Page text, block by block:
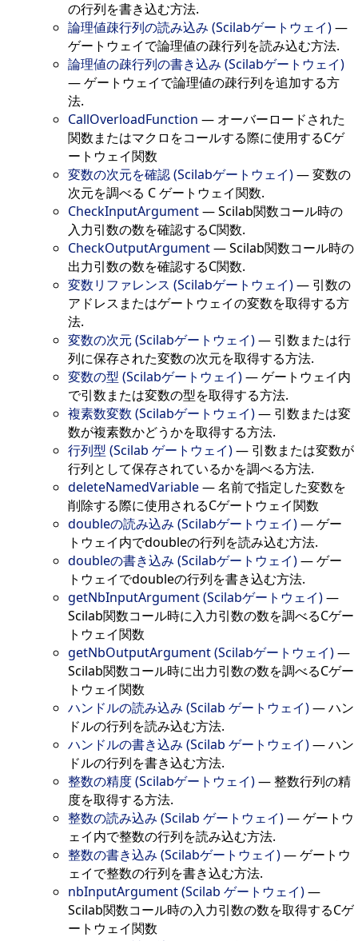
の行列を書き込む方法.
論理値疎行列の読み込み (Scilabゲートウェイ)—
ゲートウェイで論理値の疎行列を読み込む方法.
論理値の疎行列の書き込み (Scilabゲートウェイ)
—ゲートウェイで論理値の疎行列を追加する方
法.
CallOverloadFunction — オーバーロードされた
関数またはマクロをコールする際に使用するCゲ
ートウェイ関数
変数の次元を確認 (Scilabゲートウェイ)—変数の
次元を調べる C ゲートウェイ関数.
CheckInputArgument—Scilab関数コール時の
入力引数の数を確認するC関数.
CheckOutputArgument—Scilab関数コール時の
出力引数の数を確認するC関数.
変数リファレンス (Scilabゲートウェイ)— 引数の
アドレスまたはゲートウェイの変数を取得する方
法.
変数の次元 (Scilabゲートウェイ)— 引数または行
列に保存された変数の次元を取得する方法.
変数の型 (Scilabゲートウェイ)—ゲートウェイ内
で引数または変数の型を取得する方法.
複素数変数 (Scilabゲートウェイ)— 引数または変
数が複素数かどうかを取得する方法.
行列型 (Scilab ゲートウェイ)— 引数または変数が
行列として保存されているかを調べる方法.
deleteNamedVariable—名前で指定した変数を
削除する際に使用されるCゲートウェイ関数
doubleの読み込み (Scilabゲートウェイ)—ゲー
トウェイ内でdoubleの行列を読み込む方法.
doubleの書き込み (Scilabゲートウェイ)—ゲー
トウェイでdoubleの行列を書き込む方法.
getNbInputArgument (Scilabゲートウェイ)—
Scilab関数コール時に入力引数の数を調べるCゲー
トウェイ関数
getNbOutputArgument (Scilabゲートウェイ)—
Scilab関数コール時に出力引数の数を調べるCゲー
トウェイ関数
ハンドルの読み込み (Scilab ゲートウェイ)—ハン
ドルの行列を読み込む方法.
ハンドルの書き込み (Scilab ゲートウェイ)—ハン
ドルの行列を書き込む方法.
整数の精度 (Scilabゲートウェイ)—整数行列の精
度を取得する方法.
整数の読み込み (Scilab ゲートウェイ)—ゲートウ
ェイ内で整数の行列を読み込む方法.
整数の書き込み (Scilabゲートウェイ)—ゲートウ
ェイで整数の行列を書き込む方法.
nbInputArgument (Scilab ゲートウェイ)—
Scilab関数コール時の入力引数の数を取得するCゲ
ートウェイ関数